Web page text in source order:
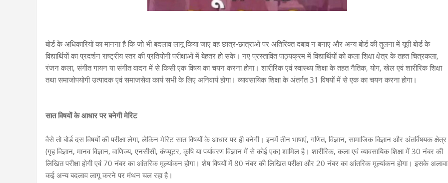
बोर्ड के अधिकारियों का मानना है कि जो भी बदलाव लागू किया जाए वह छात्र-छात्राओं पर अतिरिक्त दबाव न बनाए और अन्य बोर्ड की तुलना में यूपी बोर्ड के
विद्यार्थियों का प्रदर्शन राष्ट्रीय स्तर की प्रतियोगी परीक्षाओं में बेहतर हो सके। नए प्रस्तावित पाठ्यक्रम में विद्यार्थियों को कला शिक्षा क्षेत्र के तहत चित्रकला,
रंजन कला, संगीत गायन या संगीत वादन में से किसी एक विषय का चयन करना होगा। शारीरिक एवं स्वास्थ्य शिक्षा के तहत नैतिक, योग, खेल एवं शारीरिक शिक्षा
तथा समाजोपयोगी उत्पादक एवं समाजसेवा कार्य सभी के लिए अनिवार्य होगा। व्यावसायिक शिक्षा के अंतर्गत 31 विषयों में से एक का चयन करना होगा।
सात विषयों के आधार पर बनेगी मेरिट
वैसे तो बोर्ड दस विषयों की परीक्षा लेगा, लेकिन मेरिट सात विषयों के आधार पर ही बनेगी। इनमें तीन भाषाएं, गणित, विज्ञान, सामाजिक विज्ञान और अंतर्विषयक क्षेत्र
(गृह विज्ञान, मानव विज्ञान, वाणिज्य, एनसीसी, कंप्यूटर, कृषि या पर्यावरण विज्ञान में से कोई एक) शामिल है। शारीरिक, कला एवं व्यावसायिक शिक्षा में 30 नंबर की
लिखित परीक्षा होगी एवं 70 नंबर का आंतरिक मूल्यांकन होगा। शेष विषयों में 80 नंबर की लिखित परीक्षा और 20 नंबर का आंतरिक मूल्यांकन होगा। इसके अलावा
कई अन्य बदलाव लागू करने पर मंथन चल रहा है।